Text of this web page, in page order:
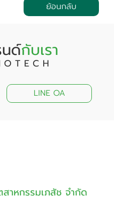
ย้อนกลับ
ด์กับเรา
O T E C H
LINE OA
สาหกรรมเภสัช จำกัด